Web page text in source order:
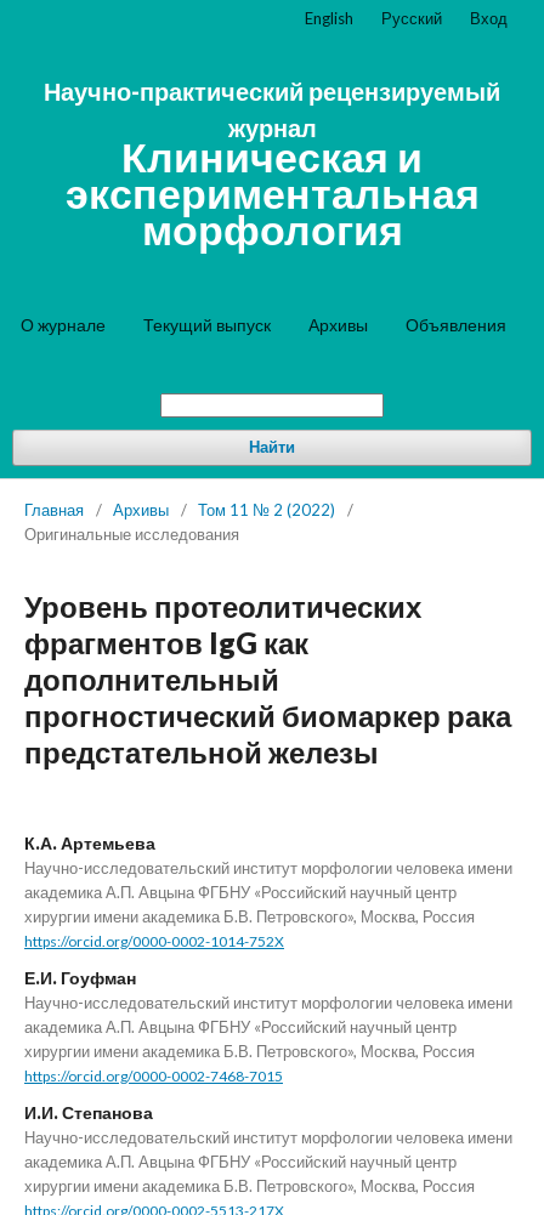
Научно-практический рецензируемый
журнал
Клиническая и
экспериментальная
морфология
О журнале Текущий выпуск Архивы Объявления
Найти
English Русский Вход
Главная / Архивы / Том 11 № 2 (2022)
/
Оригинальные исследования
Уровень протеолитических
фрагментов IgG как
дополнительный
прогностический биомаркер рака
предстательной железы
К.А. Артемьева
Научно-исследовательский институт морфологии человека имени
академика А.П. Авцына ФГБНУ «Российский научный центр
хирургии имени академика Б.В. Петровского», Москва, Россия
https://orcid.org/0000-0002-1014-752X
Е.И. Гоуфман
Научно-исследовательский институт морфологии человека имени
академика А.П. Авцына ФГБНУ «Российский научный центр
хирургии имени академика Б.В. Петровского», Москва, Россия
https://orcid.org/0000-0002-7468-7015
И.И. Степанова
Научно-исследовательский институт морфологии человека имени
академика А.П. Авцына ФГБНУ «Российский научный центр
хирургии имени академика Б.В. Петровского», Москва, Россия
https://orcid.org/0000-0002-5513-217X